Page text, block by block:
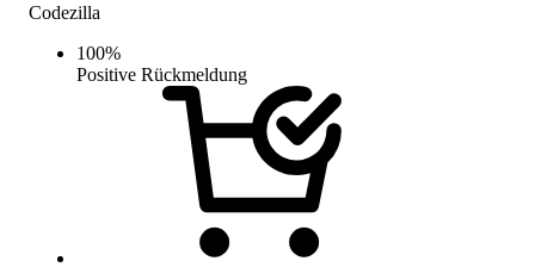
Codezilla
100%
Positive Rückmeldung